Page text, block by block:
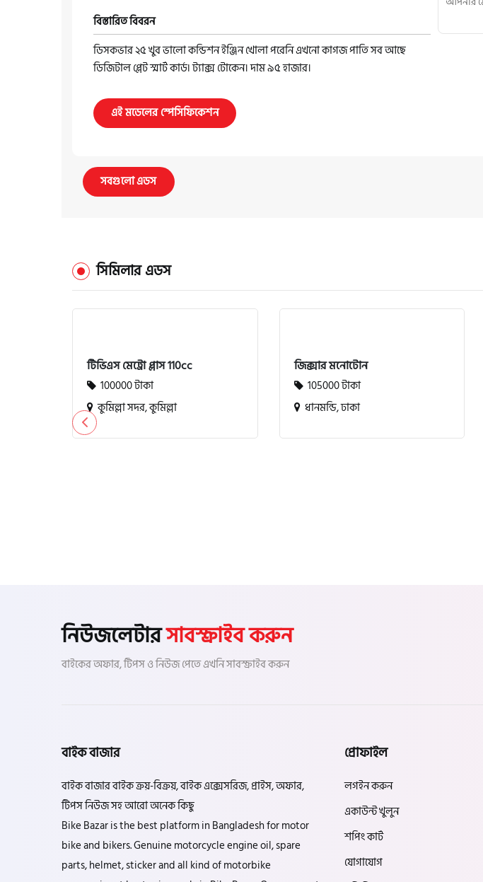
বিস্তারিত বিবরন
ডিসকভার ২৫ খুব ভালো কন্ডিশন ইঞ্জিন খোলা পরেনি এখনো কাগজ পাতি সব আছে
ডিজিটাল প্লেট স্মার্ট কার্ড৷ ট্যাক্স টোকেন। দাম ৯৫ হাজার।
এই মডেলের স্পেসিফিকেশন
সবগুলো এডস
সিমিলার এডস
টিভিএস মেট্রো প্লাস 110cc
100000 টাকা
কুমিল্লা সদর, কুমিল্লা
জিক্সার মনোটোন
105000 টাকা
ধানমন্ডি, ঢাকা
নিউজলেটারসাবস্ক্রাইব করুন
বাইকের অফার, টিপস ও নিউজ পেতে এখনি সাবস্ক্রাইব করুন
বাইক বাজার
বাইক বাজার বাইক ক্রয়-বিক্রয়, বাইক এক্সেসরিজ, প্রাইস, অফার,
টিপস নিউজ সহ আরো অনেক কিছু
Bike Bazar is the best platform in Bangladesh for motor
bike and bikers. Genuine motorcycle engine oil, spare
parts, helmet, sticker and all kind of motorbike
প্রোফাইল
লগইন করুন
একাউন্ট খুলুন
শপিং কার্ট
যোগাযোগ